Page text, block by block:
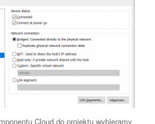
Cloud do projektu wybieramy